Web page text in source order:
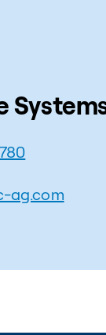
ag.com